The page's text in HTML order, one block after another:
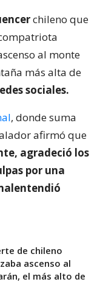
chileno que
al monte
más alta de
sociales.
, donde suma
afirmó que
agradeció los
por una
de chileno
ascenso al
el más alto de